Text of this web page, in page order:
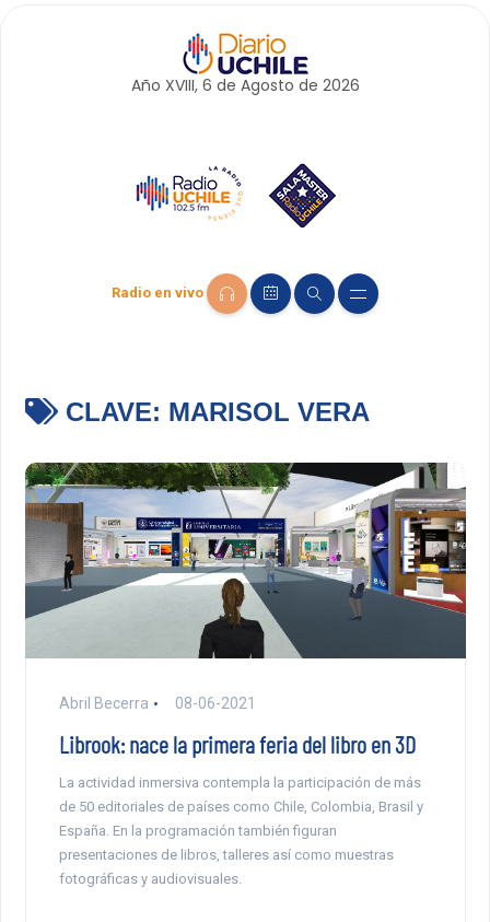
Año XVIII, 6 de Agosto de 2026
Radio en vivo
CLAVE: MARISOL VERA
Abril Becerra 08-06-2021
Librook: nace la primera feria del libro en 3D
La actividad inmersiva contempla la participación de más
de 50 editoriales de países como Chile, Colombia, Brasil y
España. En la programación también figuran
presentaciones de libros, talleres así como muestras
fotográficas y audiovisuales.